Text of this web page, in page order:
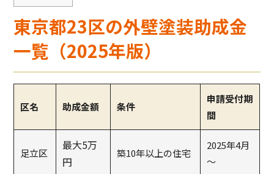
東京都23区の外壁塗装助成金
一覧（2025年版）
区名 助成金額 条件
申請受付期
間
足立区
最大5万
円
築10年以上の住宅
2025年4月
～